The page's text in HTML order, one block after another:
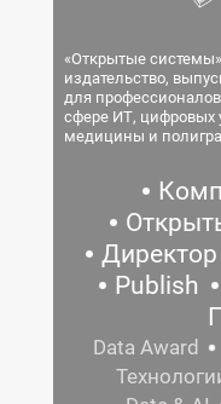
«Открытые
издательство,
для
сфере ИТ, цифровых
медицины и
Publish
Data Award